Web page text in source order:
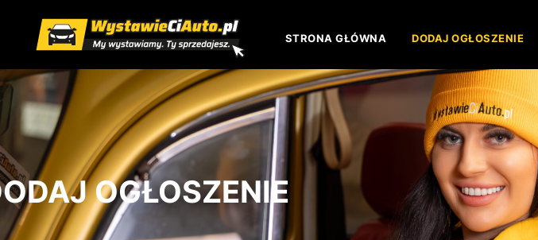
STRONA GŁÓWNA DODAJ OGŁOSZENIE
OGŁOSZENIE